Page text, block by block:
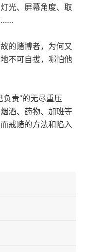
光、屏幕角度、取
……
的赌博者，为何又
不可自拔，哪怕他
责”的无尽重压
酒、药物、加班等
戒赌的方法和陷入